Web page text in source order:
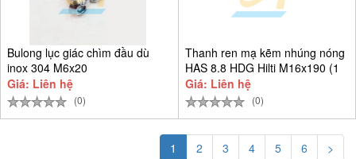
Bulong lục giác chìm đầu dù
inox 304 M6x20
Giá: Liên hệ
(0)
Thanh ren mạ kẽm nhúng nóng
HAS 8.8 HDG Hilti M16x190 (1
Giá: Liên hệ
(0)
1 2 3 4 5 6 >